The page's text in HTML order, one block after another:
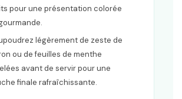
pour une présentation colorée
légèrement de zeste de
ou de feuilles de menthe
avant de servir pour une
finale rafraîchissante.